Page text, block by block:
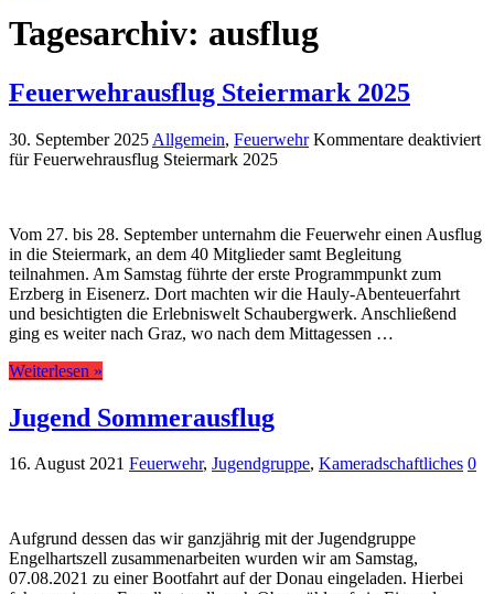
Tagesarchiv: ausflug
Feuerwehrausflug Steiermark 2025
30. September 2025 Allgemein, Feuerwehr Kommentare deaktiviert
für Feuerwehrausflug Steiermark 2025
Vom 27. bis 28. September unternahm die Feuerwehr einen Ausflug
in die Steiermark, an dem 40 Mitglieder samt Begleitung
teilnahmen. Am Samstag führte der erste Programmpunkt zum
Erzberg in Eisenerz. Dort machten wir die Hauly-Abenteuerfahrt
und besichtigten die Erlebniswelt Schaubergwerk. Anschließend
ging es weiter nach Graz, wo nach dem Mittagessen …
Weiterlesen »
Jugend Sommerausflug
16. August 2021 Feuerwehr, Jugendgruppe, Kameradschaftliches 0
Aufgrund dessen das wir ganzjährig mit der Jugendgruppe
Engelhartszell zusammenarbeiten wurden wir am Samstag,
07.08.2021 zu einer Bootfahrt auf der Donau eingeladen. Hierbei